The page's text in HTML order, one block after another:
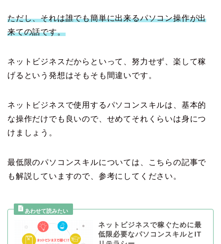
ただし、それは誰でも簡単に出来るパソコン操作が出
来ての話です。
ネットビジネスだからといって、努力せず、楽して稼
げるという発想はそもそも間違いです。
ネットビジネスで使用するパソコンスキルは、基本的
な操作だけでも良いので、せめてそれくらいは身につ
けましょう。
最低限のパソコンスキルについては、こちらの記事で
も解説していますので、参考にしてください。
ネットビジネスで稼ぐために最
低限必要なパソコンスキルとIT